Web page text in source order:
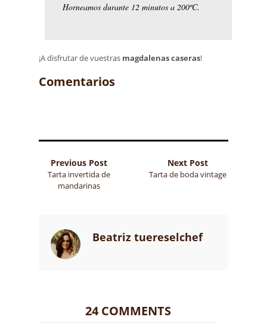
Horneamos durante 12 minutos a 200ºC.
¡A disfrutar de vuestras magdalenas caseras!
Comentarios
Previous Post
Tarta invertida de
mandarinas
Next Post
Tarta de boda vintage
Beatriz tuereselchef
24 COMMENTS